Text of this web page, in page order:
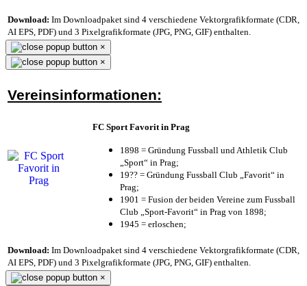
Download: Im Downloadpaket sind 4 verschiedene Vektorgrafikformate (CDR,
AI EPS, PDF) und 3 Pixelgrafikformate (JPG, PNG, GIF) enthalten.
×
×
Vereinsinformationen:
FC Sport Favorit in Prag
1898 = Gründung Fussball und Athletik Club
„Sport“ in Prag;
19?? = Gründung Fussball Club „Favorit“ in
Prag;
1901 = Fusion der beiden Vereine zum Fussball
Club „Sport-Favorit“ in Prag von 1898;
1945 = erloschen;
Download: Im Downloadpaket sind 4 verschiedene Vektorgrafikformate (CDR,
AI EPS, PDF) und 3 Pixelgrafikformate (JPG, PNG, GIF) enthalten.
×